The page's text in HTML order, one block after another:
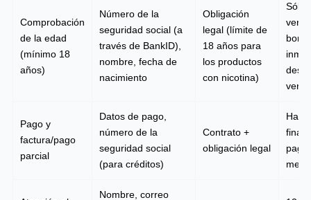
Comprobación
de la edad
(mínimo 18
años)
Número de la
seguridad social (a
través de BankID),
nombre, fecha de
nacimiento
Obligación
legal (límite de
18 años para
los productos
con nicotina)
Sólo
Pago y
factura/pago
parcial
Datos de pago,
número de la
seguridad social
(para créditos)
Contrato +
obligación legal
pago
Nombre, correo